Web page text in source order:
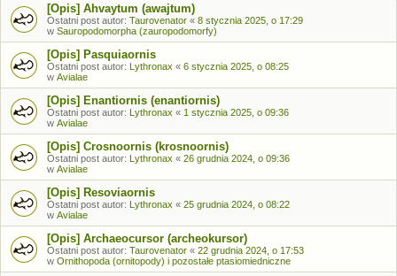
[Opis] Ahvaytum (awajtum)
Ostatni post autor: Taurovenator « 8 stycznia 2025, o 17:29
w Sauropodomorpha (zauropodomorfy)
[Opis] Pasquiaornis
Ostatni post autor: Lythronax « 6 stycznia 2025, o 08:25
w Avialae
[Opis] Enantiornis (enantiornis)
Ostatni post autor: Lythronax « 1 stycznia 2025, o 09:36
w Avialae
[Opis] Crosnoornis (krosnoornis)
Ostatni post autor: Lythronax « 26 grudnia 2024, o 09:36
w Avialae
[Opis] Resoviaornis
Ostatni post autor: Lythronax « 25 grudnia 2024, o 08:22
w Avialae
[Opis] Archaeocursor (archeokursor)
Ostatni post autor: Taurovenator « 22 grudnia 2024, o 17:53
w Ornithopoda (ornitopody) i pozostałe ptasiomiedniczne